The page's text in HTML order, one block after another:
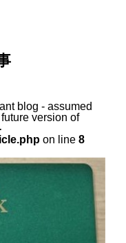
blog - assumed
version of
on line 8